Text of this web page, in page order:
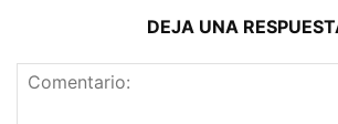
DEJA UNA